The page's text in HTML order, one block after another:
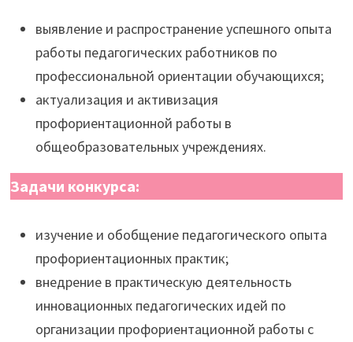
выявление и распространение успешного опыта
работы педагогических работников по
профессиональной ориентации обучающихся;
актуализация и активизация
профориентационной работы в
общеобразовательных учреждениях.
Задачи конкурса:
изучение и обобщение педагогического опыта
профориентационных практик;
внедрение в практическую деятельность
инновационных педагогических идей по
организации профориентационной работы с